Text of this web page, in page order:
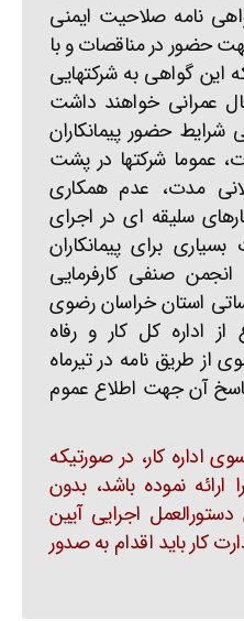
نامه صلاحیت ایمنی
حضور در مناقصات و با
این گواهی به شرکتهایی
عمرانی خواهند داشت
حضور پیمانکاران
عموما شرکتها در پشت
مدت، عدم همکاری
سلیقه ای در اجرای
برای پیمانکاران
صنفی کارفرمایی
استان خراسان رضوی
اداره کل کار و رفاه
از طریق نامه در تیرماه
پاسخ آن جهت اطلاع عموم
اداره کار، در صورتیکه
ارائه نموده باشد، بدون
اجرایی آیین
کار باید اقدام به صدور